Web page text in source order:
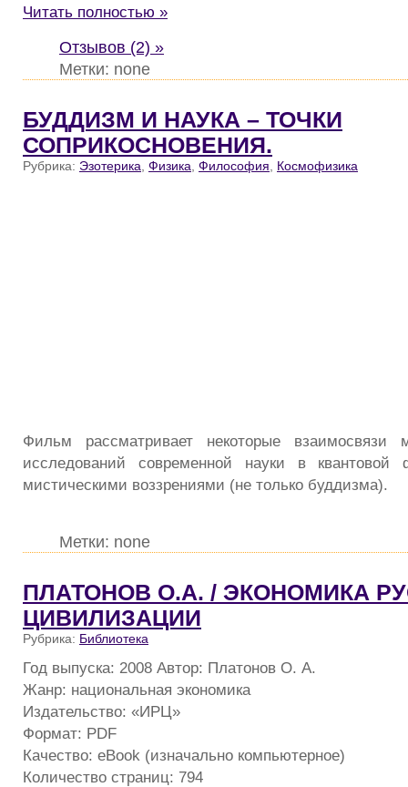
Читать полностью »
Отзывов (2) »
Метки: none
БУДДИЗМ И НАУКА – ТОЧКИ
СОПРИКОСНОВЕНИЯ.
Рубрика: Эзотерика Физика Философия Космофизика
Фильм рассматривает некоторые взаимосвязи
исследований современной науки в
мистическими воззрениями (не только буддизма).
Метки: none
ПЛАТОНОВ О.А. / ЭКОНОМИКА
ЦИВИЛИЗАЦИИ
Рубрика: Библиотека
Год выпуска: 2008 Автор: Платонов О. А.
Жанр: национальная экономика
Издательство: «ИРЦ»
Формат: PDF
Качество: eBook (изначально компьютерное)
Количество страниц: 794